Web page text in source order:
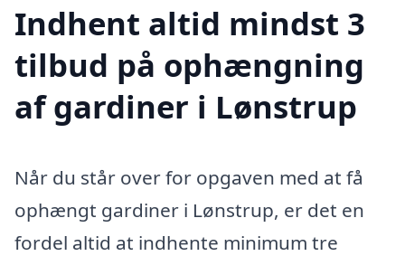
Indhent altid mindst 3
tilbud på ophængning
af gardiner i Lønstrup
Når du står over for opgaven med at få
ophængt gardiner i Lønstrup, er det en
fordel altid at indhente minimum tre